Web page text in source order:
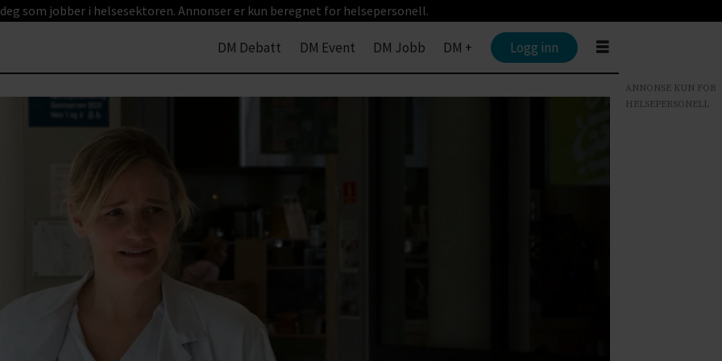
som jobber i helsesektoren. Annonser er kun beregnet for helsepersonell.
DM Debatt DM Event DM Jobb DM + Logg inn
ANNONSE KUN FOR
HELSEPERSONELL